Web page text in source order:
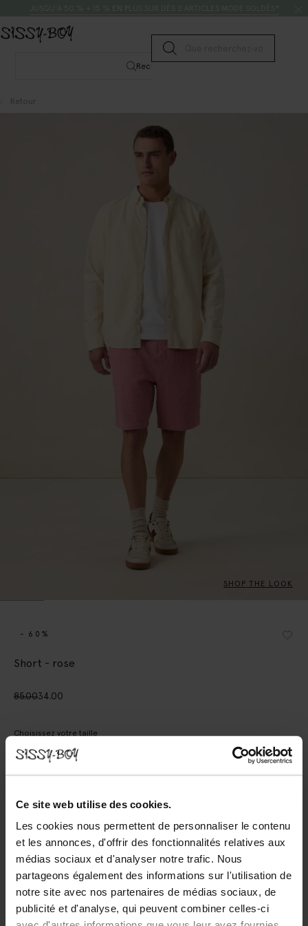
Ce site web utilise des cookies.
Les cookies nous permettent de personnaliser le contenu
et les annonces, d'offrir des fonctionnalités relatives aux
médias sociaux et d'analyser notre trafic. Nous
partageons également des informations sur l'utilisation de
notre site avec nos partenaires de médias sociaux, de
publicité et d'analyse, qui peuvent combiner celles-ci
Lancer la recherche
Rechercher
Retour
SHOP THE LOOK
- 60%
Short - rose
85.0034.00
Choisissez votre taille
S M
Livraison rapide
Délai de rétractation de 14 jours
DESCRIPTION